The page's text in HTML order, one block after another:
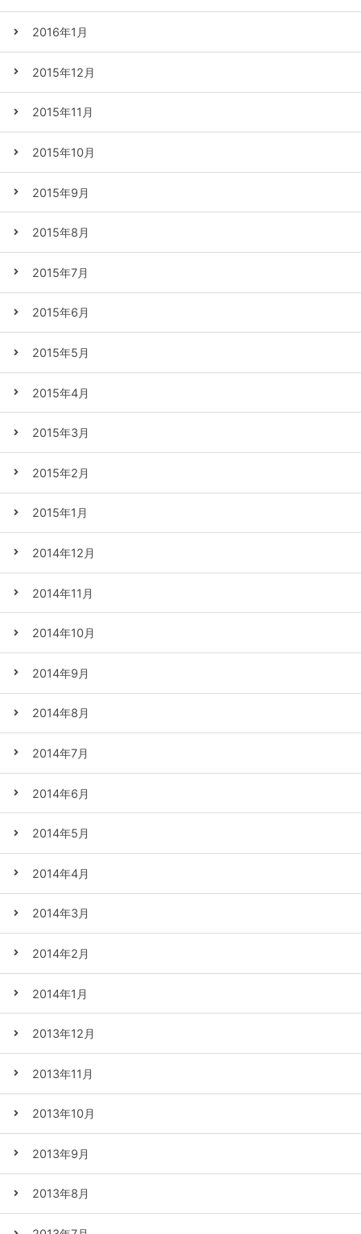
2016年1月
2015年12月
2015年11月
2015年10月
2015年9月
2015年8月
2015年7月
2015年6月
2015年5月
2015年4月
2015年3月
2015年2月
2015年1月
2014年12月
2014年11月
2014年10月
2014年9月
2014年8月
2014年7月
2014年6月
2014年5月
2014年4月
2014年3月
2014年2月
2014年1月
2013年12月
2013年11月
2013年10月
2013年9月
2013年8月